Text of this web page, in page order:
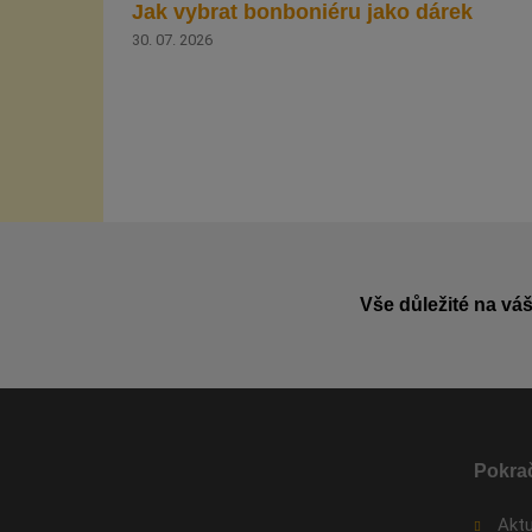
Jak vybrat bonboniéru jako dárek
30. 07. 2026
Vše důležité na